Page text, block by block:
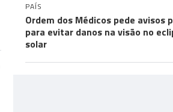
PAÍS
Ordem dos Médicos pede avisos
para evitar danos na visão no
solar